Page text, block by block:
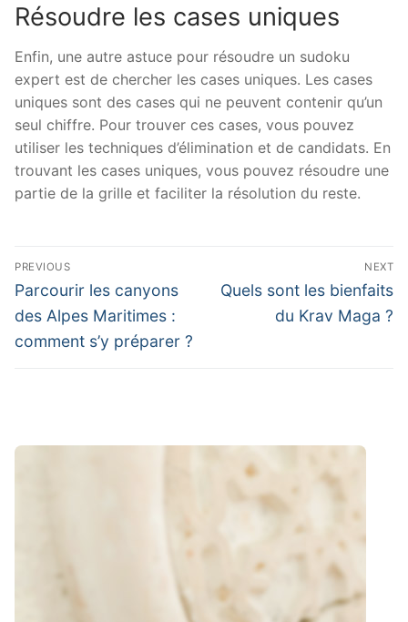
Résoudre les cases uniques
Enfin, une autre astuce pour résoudre un sudoku
expert est de chercher les cases uniques. Les cases
uniques sont des cases qui ne peuvent contenir qu’un
seul chiffre. Pour trouver ces cases, vous pouvez
utiliser les techniques d’élimination et de candidats. En
trouvant les cases uniques, vous pouvez résoudre une
partie de la grille et faciliter la résolution du reste.
Post
navigation
PREVIOUS
Previous
post:
Parcourir les canyons
des Alpes Maritimes :
comment s’y préparer ?
NEXT
Next
Quels sont les bienfaits
du Krav Maga ?